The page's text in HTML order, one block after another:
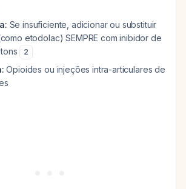
Se insuficiente, adicionar ou substituir
etodolac) SEMPRE com inibidor de
2
Opioides ou injeções intra-articulares de